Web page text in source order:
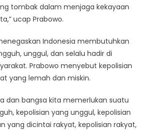
tombak dalam menjaga kekayaan
ucap Prabowo.
Indonesia membutuhkan
unggul, dan selalu hadir di
Prabowo menyebut kepolisian
yang lemah dan miskin.
dan bangsa kita memerlukan suatu
kepolisian yang unggul, kepolisian
yang dicintai rakyat, kepolisian rakyat,